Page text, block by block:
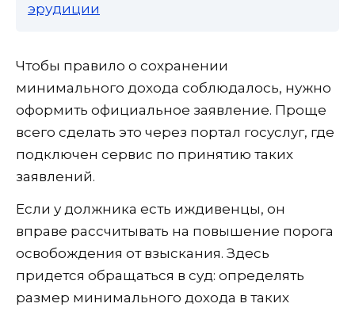
эрудиции
Чтобы правило о сохранении
минимального дохода соблюдалось, нужно
оформить официальное заявление. Проще
всего сделать это через портал госуслуг, где
подключен сервис по принятию таких
заявлений.
Если у должника есть иждивенцы, он
вправе рассчитывать на повышение порога
освобождения от взыскания. Здесь
придется обращаться в суд: определять
размер минимального дохода в таких